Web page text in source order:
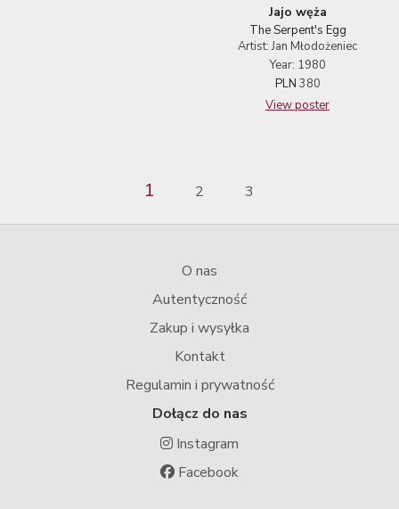
Jajo węża
The Serpent's Egg
Artist: Jan Młodożeniec
Year: 1980
PLN 380
View poster
1 2 3
O nas
Autentyczność
Zakup i wysyłka
Kontakt
Regulamin i prywatność
Dołącz do nas
Instagram
Facebook